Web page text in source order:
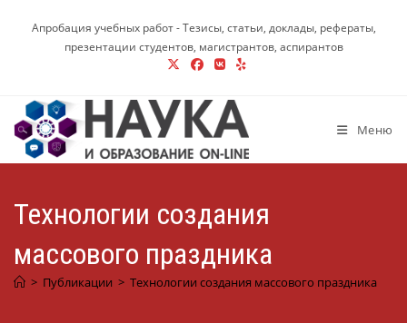
содержимому
Апробация учебных работ - Тезисы, статьи, доклады, рефераты,
презентации студентов, магистрантов, аспирантов
Меню
Технологии создания
массового праздника
> Публикации > Технологии создания массового праздника